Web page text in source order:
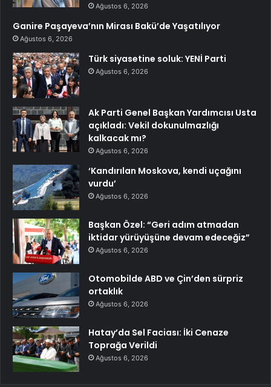
Ağustos 6, 2026
Ganire Paşayeva’nın Mirası Bakü’de Yaşatılıyor
Ağustos 6, 2026
Türk siyasetine soluk: YENİ Parti
Ağustos 6, 2026
Ak Parti Genel Başkan Yardımcısı Usta
açıkladı: Vekil dokunulmazlığı
kalkacak mı?
Ağustos 6, 2026
‘Kandırılan Moskova, kendi uçağını
vurdu’
Ağustos 6, 2026
Başkan Özel: “Geri adım atmadan
iktidar yürüyüşüne devam edeceğiz”
Ağustos 6, 2026
Otomobilde ABD ve Çin’den sürpriz
ortaklık
Ağustos 6, 2026
Hatay’da Sel Faciası: İki Cenaze
Toprağa Verildi
Ağustos 6, 2026